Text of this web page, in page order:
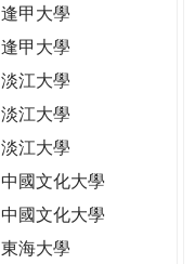
逢甲大學
逢甲大學
淡江大學
淡江大學
淡江大學
中國文化大學
中國文化大學
東海大學